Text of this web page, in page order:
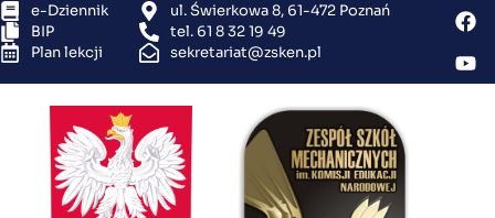
e-Dziennik
BIP
Plan lekcji
ul. Świerkowa 8, 61-472 Poznań
tel. 61 8 32 19 49
sekretariat@zsken.pl